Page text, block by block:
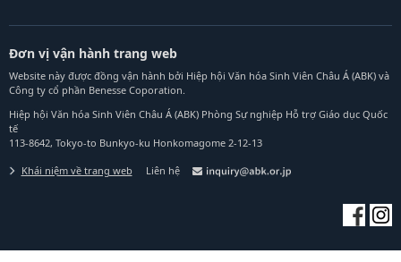
Đơn vị vận hành trang web
Website này được đồng vận hành bởi Hiệp hội Văn hóa Sinh Viên Châu Á (ABK) và
Công ty cổ phần Benesse Coporation.
Hiệp hội Văn hóa Sinh Viên Châu Á (ABK) Phòng Sự nghiệp Hỗ trợ Giáo dục Quốc
tế
113-8642, Tokyo-to Bunkyo-ku Honkomagome 2-12-13
Khái niệm về trang web Liên hệ